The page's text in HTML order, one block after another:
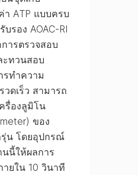
า ATP แบบครบ
รอง AOAC-RI
ารตรวจสอบ
ะทวนสอบ
ทำความ
วดเร็ว สามารถ
รื่องลูมิโน
ของ
รุ่น โดยอุปกรณ์
นี้ให้ผลการ
ยใน 10 วินาที